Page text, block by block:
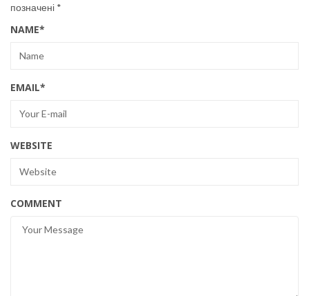
позначені *
NAME*
EMAIL*
WEBSITE
COMMENT